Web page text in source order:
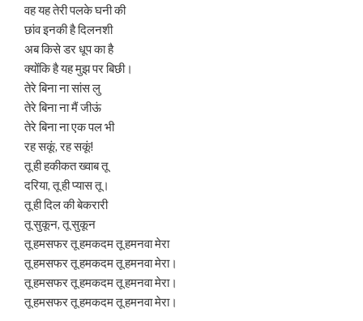
वह यह तेरी पलके घनी की
छांव इनकी है दिलनशी
अब किसे डर धूप का है
क्योंकि है यह मुझ पर बिछी।
तेरे बिना ना सांस लु
तेरे बिना ना मैं जीऊं
तेरे बिना ना एक पल भी
रह सकूं, रह सकूं!
तू ही हकीकत ख्वाब तू
दरिया, तू ही प्यास तू।
तू ही दिल की बेकरारी
तू सुकून, तू सुकून
तू हमसफर तू हमकदम तू हमनवा मेरा
तू हमसफर तू हमकदम तू हमनवा मेरा।
तू हमसफर तू हमकदम तू हमनवा मेरा।
तू हमसफर तू हमकदम तू हमनवा मेरा।